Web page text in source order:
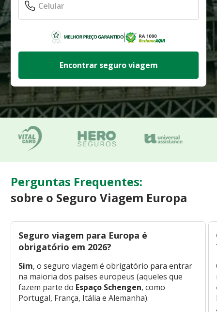
Encontrar seguro viagem
Perguntas Frequentes:
sobre o Seguro Viagem Europa
Seguro viagem para Europa é
obrigatório em 2026?
Sim, o seguro viagem é obrigatório para entrar
na maioria dos países europeus (aqueles que
fazem parte do Espaço Schengen, como
Portugal, França, Itália e Alemanha).